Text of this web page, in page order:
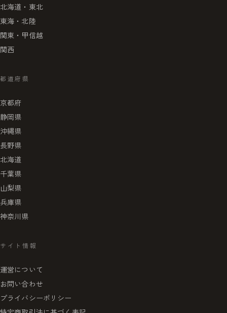
北海道・東北
東海・北陸
関東・甲信越
関西
都道府県
京都府
静岡県
沖縄県
長野県
北海道
千葉県
山梨県
兵庫県
神奈川県
サイト情報
運営について
お問い合わせ
プライバシーポリシー